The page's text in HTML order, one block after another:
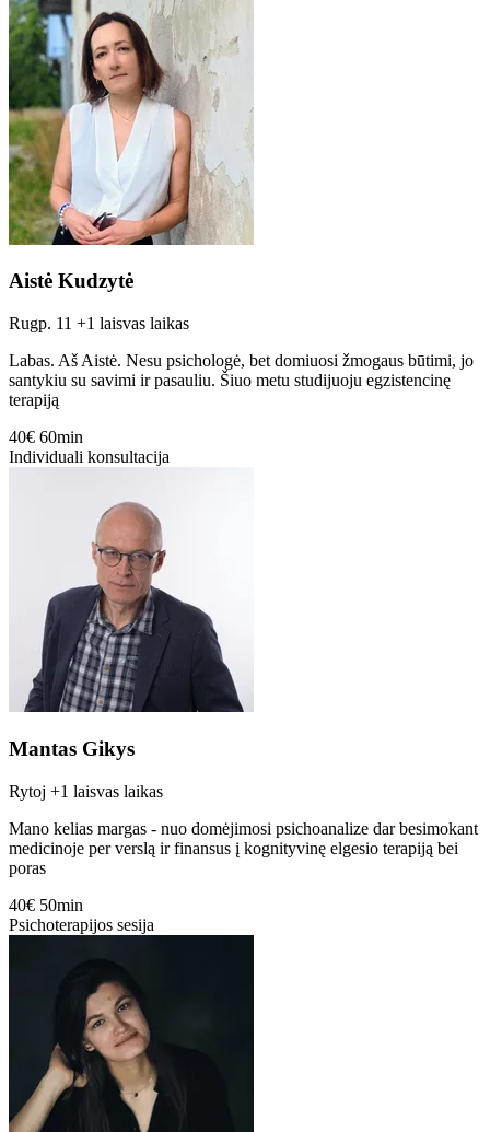
Aistė Kudzytė
Rugp. 11 +1 laisvas laikas
Labas. Aš Aistė. Nesu psichologė, bet domiuosi žmogaus būtimi, jo
santykiu su savimi ir pasauliu. Šiuo metu studijuoju egzistencinę
terapiją
40€ 60min
Individuali konsultacija
Mantas Gikys
Rytoj +1 laisvas laikas
Mano kelias margas - nuo domėjimosi psichoanalize dar besimokant
medicinoje per verslą ir finansus į kognityvinę elgesio terapiją bei
poras
40€ 50min
Psichoterapijos sesija